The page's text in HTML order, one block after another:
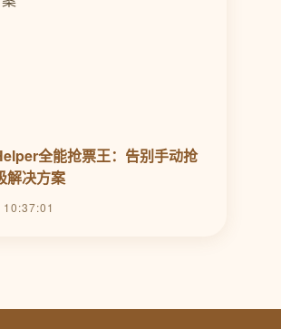
全能抢票王：告别手动抢
解决方案